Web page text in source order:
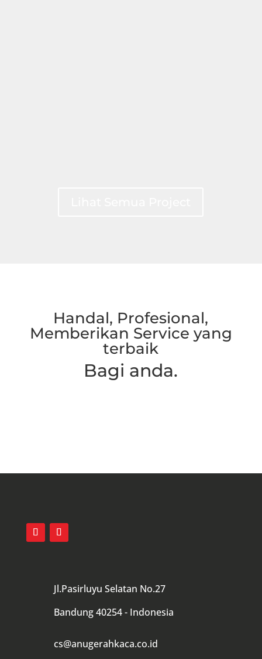
Handal, Profesional,
Memberikan Service yang
terbaik
Bagi anda.
Jl.Pasirluyu Selatan No.27
Bandung 40254 - Indonesia
cs@anugerahkaca.co.id